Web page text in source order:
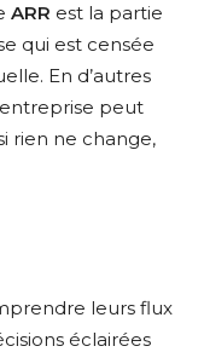
ARR est la partie
qui est censée
En d’autres
entreprise peut
rien ne change,
leurs flux
éclairées